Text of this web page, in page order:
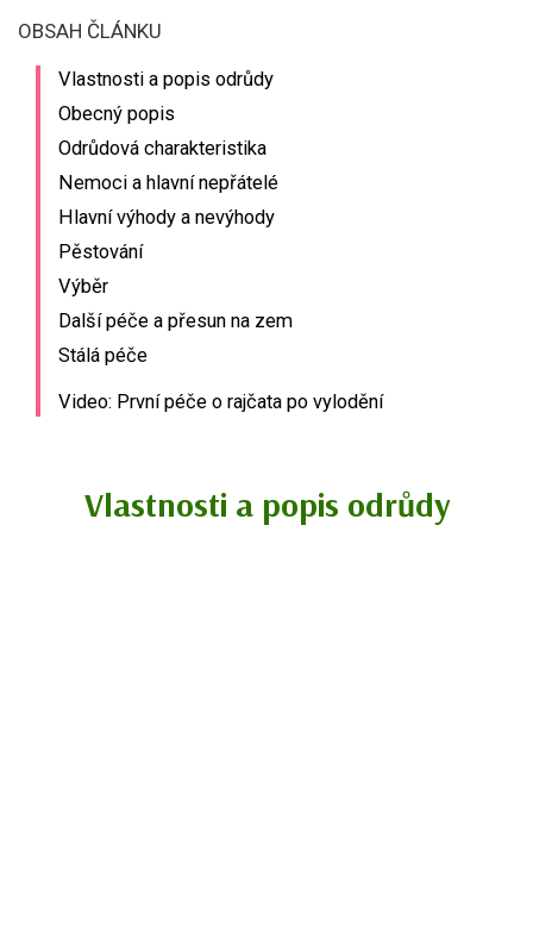
OBSAH ČLÁNKU
Vlastnosti a popis odrůdy
Obecný popis
Odrůdová charakteristika
Nemoci a hlavní nepřátelé
Hlavní výhody a nevýhody
Pěstování
Výběr
Další péče a přesun na zem
Stálá péče
Video: První péče o rajčata po vylodění
Vlastnosti a popis odrůdy